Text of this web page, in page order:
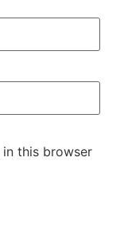
in this browser